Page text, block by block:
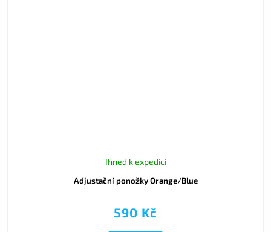
Adjustační ponožky Orange/Blue
Ihned k expedici
590 Kč